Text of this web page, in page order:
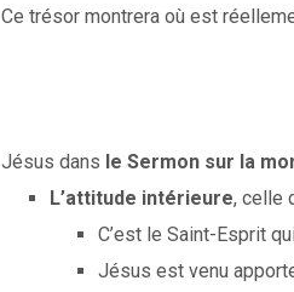
Ce trésor montrera où est
Jésus dans le Sermon sur la
L’attitude intérieure, celle
C’est le Saint-Esprit
Jésus est venu